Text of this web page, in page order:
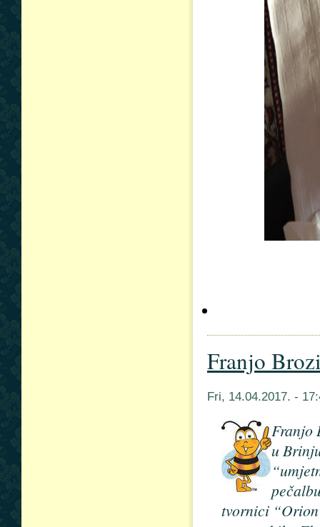
Franjo
Fri, 14.04.2017. -
Franjo
u
tvornici